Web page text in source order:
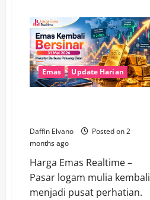
Emas
Belum
Pudar,
Investor
Pantau
Harga
Terkini
Emas Update Harian
Daffin Elvano
Posted on 2
months ago
Harga Emas Realtime –
Pasar logam mulia kembali
menjadi pusat perhatian.